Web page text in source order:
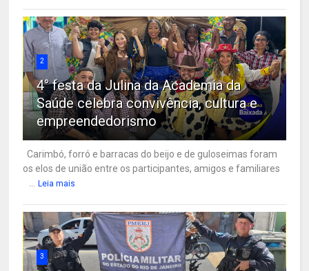
2
4° festa da Julina da Academia da
Saúde celebra convivência, cultura e
empreendedorismo
Carimbó, forró e barracas do beijo e de guloseimas foram
os elos de união entre os participantes, amigos e familiares
Leia mais
3